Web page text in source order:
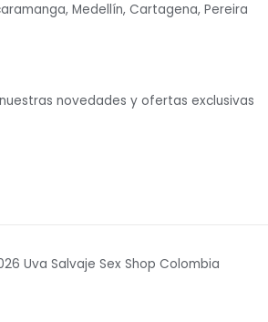
Medellín, Cartagena, Pereira
novedades y ofertas exclusivas
Uva Salvaje Sex Shop Colombia